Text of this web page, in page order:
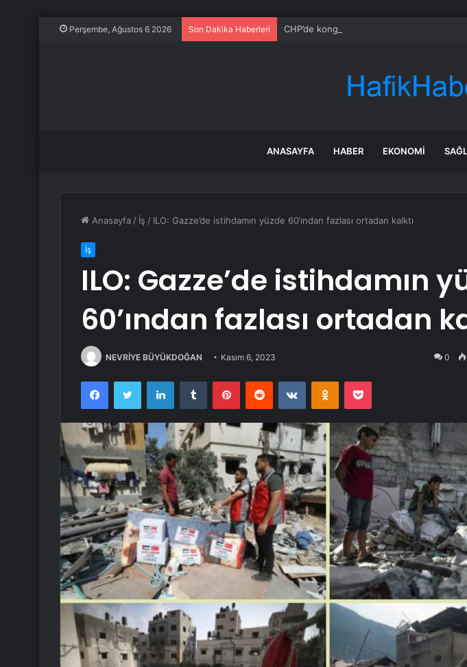
Perşembe, Ağustos 6 2026 Son Dakika Haberleri CHP’de kongre hazırlıkları hızlandı… 8 ile
ANASAYFA HABER EKONOMI
Anasayfa / İş / ILO: Gazze’de istihdamın yüzde 60’ından fazlası ortadan kalktı
İş
ILO: Gazze’de istihdamın
60’ından fazlası ortadan
NEVRİYE BÜYÜKDOĞAN Kasım 6, 2023 0
FacebookTwitter LinkedInTumblr PinterestReddit VKontakteOdnoklassniki
Pocket